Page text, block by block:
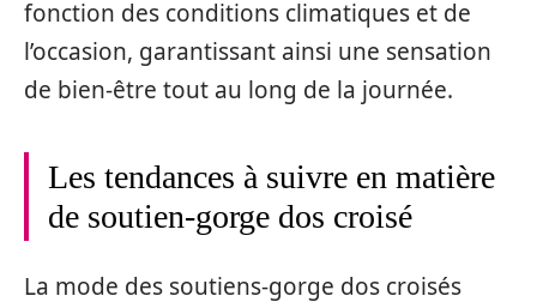
fonction des conditions climatiques et de
l’occasion, garantissant ainsi une sensation
de bien-être tout au long de la journée.
Les tendances à suivre en matière
de soutien-gorge dos croisé
La mode des soutiens-gorge dos croisés